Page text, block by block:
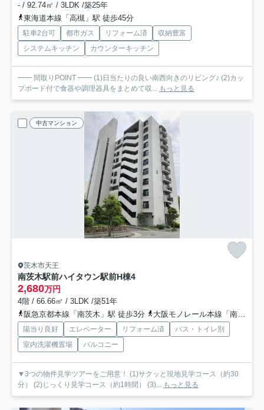
- / 92.74㎡ / 3LDK /築25年
東海道本線「高槻」駅 徒歩45分
駐車2台可 都市ガス リフォーム済
収納豊富
システムキッチン
カウンターキッチン
━━ 間取りPOINT ━━ (1)日当たりの良い南西向きのリビング♪ (2)カッ
プボード付で食器や調理器具をまとめて収... もっと見る
中古マンション
茨木市天王
南茨木駅前ハイタウン駅前H棟4
2,680万円
4階 / 66.66㎡ / 3LDK /築51年
阪急京都本線「南茨木」駅 徒歩3分
大阪モノレール本線「南茨木」駅 徒歩3分
陽当り良好 エレベーター リフォーム済
バス・トイレ別
室内洗濯機置場
バルコニー
▼3つの物件見学ツアーをご用意！ (1)サクッと現地見学コース（約30
分） (2)じっくり見学コース（約1時間） (3)... もっと見る